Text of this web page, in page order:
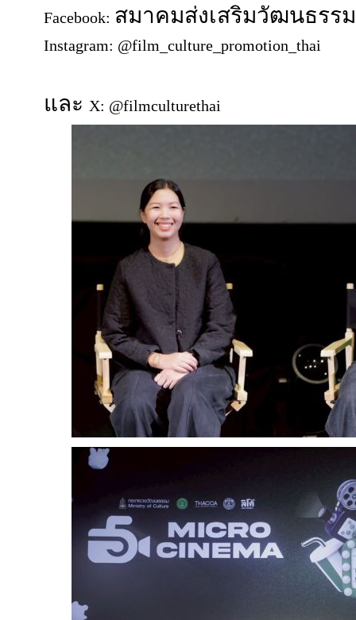
Facebook: สมาคมส่งเสริมวัฒนธรร
Instagram: @film_culture_promotion_thai
และ X: @filmculturethai